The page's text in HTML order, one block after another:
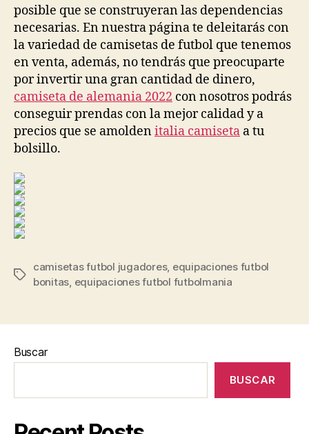
posible que se construyeran las dependencias
necesarias. En nuestra página te deleitarás con
la variedad de camisetas de futbol que tenemos
en venta, además, no tendrás que preocuparte
por invertir una gran cantidad de dinero,
camiseta de alemania 2022 con nosotros podrás
conseguir prendas con la mejor calidad y a
precios que se amoldenitalia camiseta a tu
bolsillo.
Etiquetas
camisetas futbol jugadores, equipaciones futbol
bonitas, equipaciones futbol futbolmania
Buscar
BUSCAR